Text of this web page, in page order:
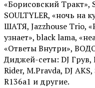
«Борисовский Тракт»,
SOULTYLER, «ночь на
ШАТЯ, Jazzhouse Trio,
узнает», black lama,
«Ответы Внутри»,
Диджей-сеты: DJ Грув,
Rider, М.Pravda, DJ
R136a1 и другие.